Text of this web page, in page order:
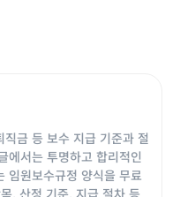
금 등 보수 지급 기준과 절
에서는 투명하고 합리적인
임원보수규정 양식을 무료
, 산정 기준, 지급 절차 등